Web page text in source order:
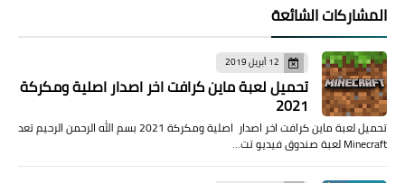
المشاركات الشائعة
12 أبريل 2019
تحميل لعبة ماين كرافت اخر اصدار اصلية ومكركة
2021
تحميل لعبة ماين كرافت اخر اصدار اصلية ومكركة 2021 بسم الله الرحمن الرحيم تعد
Minecraft لعبة صندوق فيديو تت…